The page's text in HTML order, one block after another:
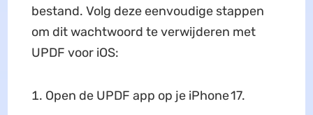
bestand. Volg deze eenvoudige stappen
om dit wachtwoord te verwijderen met
UPDF voor iOS:
Open de UPDF app op je iPhone 17.